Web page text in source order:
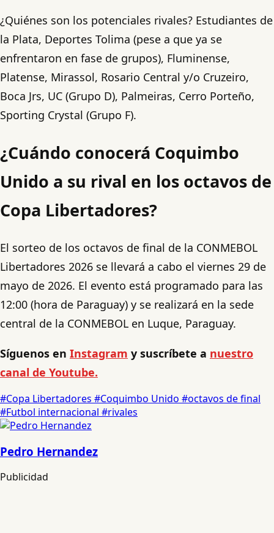
¿Quiénes son los potenciales rivales? Estudiantes de
la Plata, Deportes Tolima (pese a que ya se
enfrentaron en fase de grupos), Fluminense,
Platense, Mirassol, Rosario Central y/o Cruzeiro,
Boca Jrs, UC (Grupo D), Palmeiras, Cerro Porteño,
Sporting Crystal (Grupo F).
¿Cuándo conocerá Coquimbo
Unido a su rival en los octavos de
Copa Libertadores?
El sorteo de los octavos de final de la CONMEBOL
Libertadores 2026 se llevará a cabo el viernes 29 de
mayo de 2026. El evento está programado para las
12:00 (hora de Paraguay) y se realizará en la sede
central de la CONMEBOL en Luque, Paraguay.
Síguenos en Instagram y suscríbete a nuestro
canal de Youtube.
#Copa Libertadores #Coquimbo Unido #octavos de final
#Futbol internacional #rivales
Pedro Hernandez
Publicidad